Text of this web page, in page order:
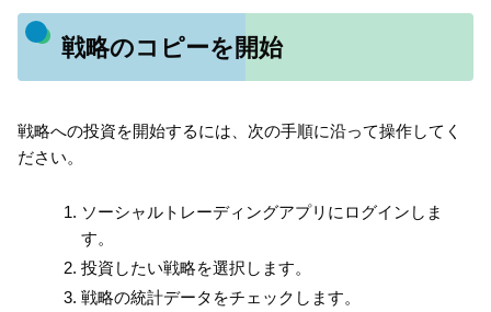
戦略のコピーを開始
戦略への投資を開始するには、次の手順に沿って操作してく
ださい。
ソーシャルトレーディングアプリにログインしま
す。
投資したい戦略を選択します。
戦略の統計データをチェックします。